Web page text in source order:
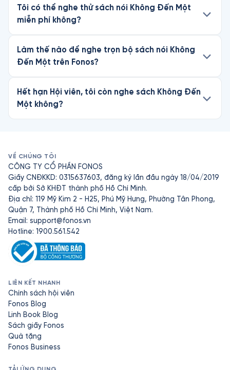
Tôi có thể nghe thử sách nói Không Đến Một
miễn phí không?
Làm thế nào để nghe trọn bộ sách nói Không
Đến Một trên Fonos?
Hết hạn Hội viên, tôi còn nghe sách Không Đến
Một không?
VỀ CHÚNG TÔI
CÔNG TY CỔ PHẦN FONOS
Giấy CNĐKKD: 0315637603, đăng ký lần đầu ngày 18/04/2019
cấp bởi Sở KHĐT thành phố Hồ Chí Minh.
Địa chỉ: 119 Mỹ Kim 2 - H25, Phú Mỹ Hưng, Phường Tân Phong,
Quận 7, Thành phố Hồ Chí Minh, Việt Nam.
Email: support@fonos.vn
Hotline: 1900.561.542
LIÊN KẾT NHANH
Chính sách hội viên
Fonos Blog
Linh Book Blog
Sách giấy Fonos
Quà tặng
Fonos Business